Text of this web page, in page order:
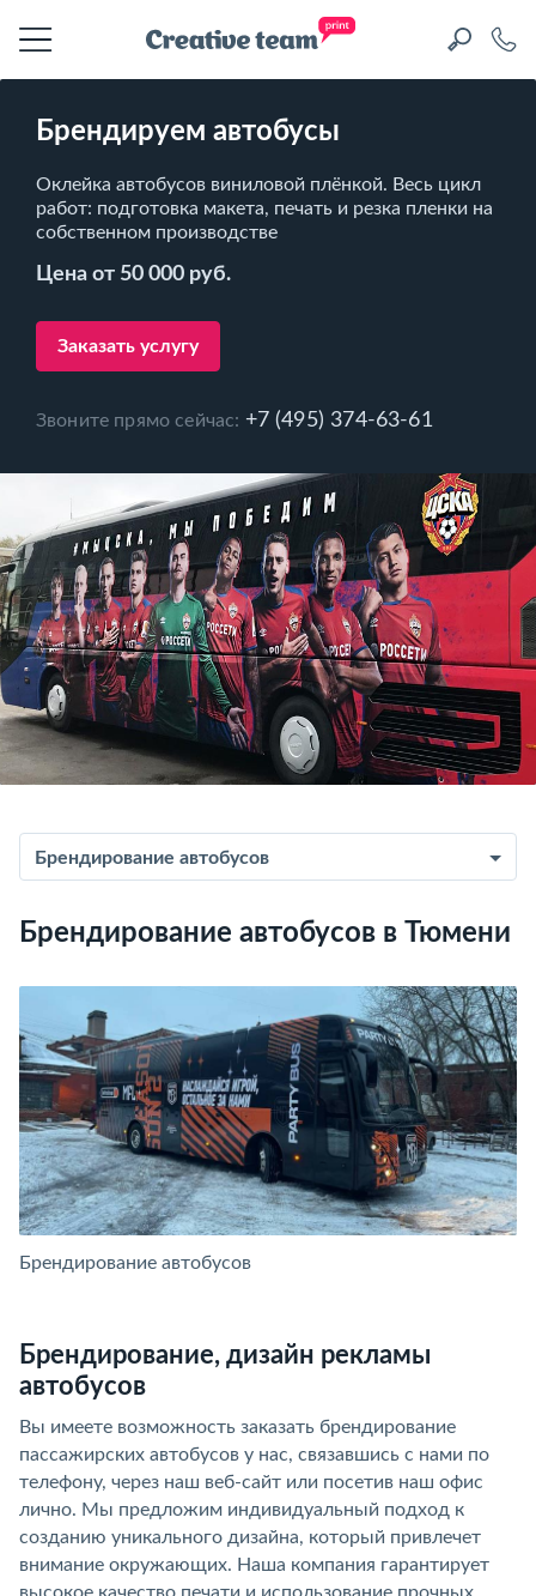
Брендируем автобусы
Оклейка автобусов виниловой плёнкой. Весь цикл
работ: подготовка макета, печать и резка пленки на
собственном производстве
Цена от 50 000 руб.
Заказать услугу
Звоните прямо сейчас: +7 (495) 374-63-61
Брендирование автобусов
Брендирование автобусов в Тюмени
Брендирование автобусов
Брендирование, дизайн рекламы
автобусов
Вы имеете возможность заказать брендирование
пассажирских автобусов у нас, связавшись с нами по
телефону, через наш веб-сайт или посетив наш офис
лично. Мы предложим индивидуальный подход к
созданию уникального дизайна, который привлечет
внимание окружающих. Наша компания гарантирует